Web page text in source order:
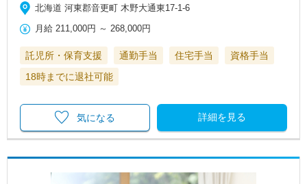
北海道 河東郡音更町 木野大通東17-1-6
月給 211,000円 ～ 268,000円
託児所・保育支援 通勤手当 住宅手当
資格手当
18時までに退社可能
詳細を見る
気になる